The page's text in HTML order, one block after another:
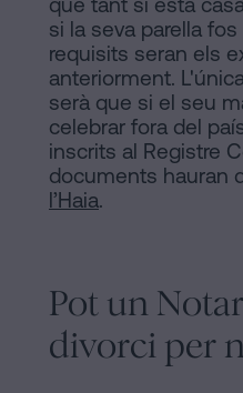
si la seva parella
requisits seran els
anteriorment.
serà que si el seu
celebrar fora del
inscrits al Registre
documents hauran
l’Haia.
Pot un
divorci per